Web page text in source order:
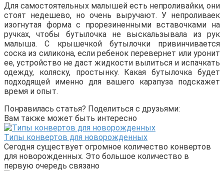
Для самостоятельных малышей есть непроливайки, они
стоят недешево, но очень выручают. У непроливаек
изогнутая форма с прорезиненными вставочками на
ручках, чтобы бутылочка не выскальзывала из рук
малыша. С крышечкой бутылочки привинчивается
соска из силикона, если ребенок перевернет или уронит
ее, устройство не даст жидкости вылиться и испачкать
одежду, коляску, простынку. Какая бутылочка будет
подходящей именно для вашего карапуза подскажет
время и опыт.
Понравилась статья? Поделиться с друзьями:
Вам также может быть интересно
Типы конвертов для новорожденных
Сегодня существует огромное количество конвертов
для новорожденных. Это большое количество в
первую очередь связано